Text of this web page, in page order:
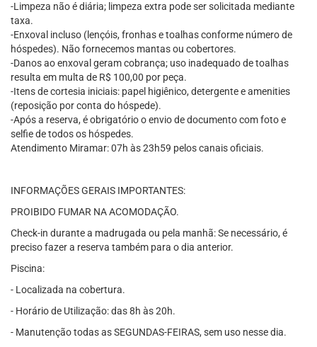
-Limpeza não é diária; limpeza extra pode ser solicitada mediante
taxa.
-Enxoval incluso (lençóis, fronhas e toalhas conforme número de
hóspedes). Não fornecemos mantas ou cobertores.
-Danos ao enxoval geram cobrança; uso inadequado de toalhas
resulta em multa de R$ 100,00 por peça.
-Itens de cortesia iniciais: papel higiênico, detergente e amenities
(reposição por conta do hóspede).
-Após a reserva, é obrigatório o envio de documento com foto e
selfie de todos os hóspedes.
Atendimento Miramar: 07h às 23h59 pelos canais oficiais.
INFORMAÇÕES GERAIS IMPORTANTES:
PROIBIDO FUMAR NA ACOMODAÇÃO.
Check-in durante a madrugada ou pela manhã: Se necessário, é
preciso fazer a reserva também para o dia anterior.
Piscina:
- Localizada na cobertura.
- Horário de Utilização: das 8h às 20h.
- Manutenção todas as SEGUNDAS-FEIRAS, sem uso nesse dia.